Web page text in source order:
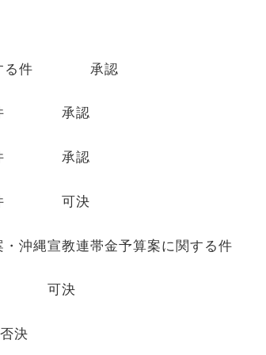
関する件 承認
る件 承認
る件 承認
る件 可決
案・沖縄宣教連帯金予算案に関す
件 可決
決